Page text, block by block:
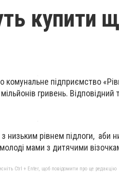
купити
комунальне підприємство
гривень. Відповідний
низьким рівнем підлоги, аби
мами з дитячими
Ctrl + Enter, щоб повідомити про це редакцію